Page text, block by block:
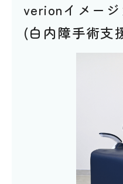
verionイメー
(白内障手術支